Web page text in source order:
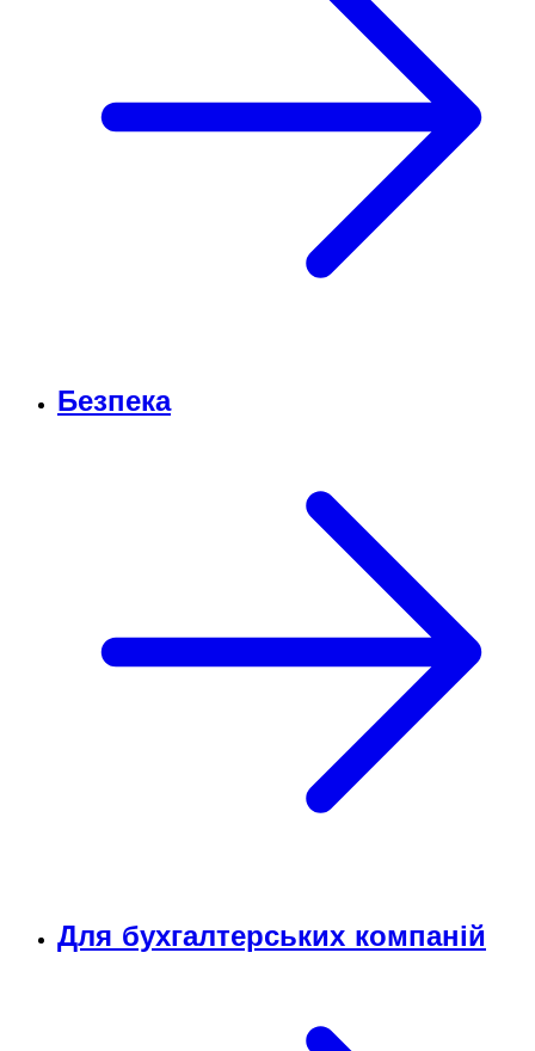
Безпека
Для бухгалтерських компаній